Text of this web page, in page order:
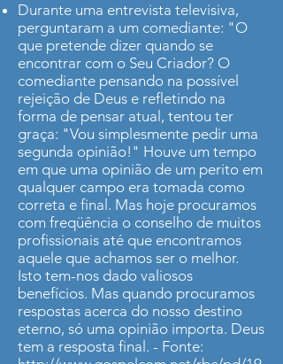
Durante uma entrevista televisiva,
perguntaram a um comediante: "O
que pretende dizer quando se
encontrar com o Seu Criador? O
comediante pensando na possível
rejeição de Deus e refletindo na
forma de pensar atual, tentou ter
graça: "Vou simplesmente pedir uma
segunda opinião!" Houve um tempo
em que uma opinião de um perito em
qualquer campo era tomada como
correta e final. Mas hoje procuramos
com freqüência o conselho de muitos
profissionais até que encontramos
aquele que achamos ser o melhor.
Isto tem-nos dado valiosos
benefícios. Mas quando procuramos
respostas acerca do nosso destino
eterno, só uma opinião importa. Deus
tem a resposta final. - Fonte: